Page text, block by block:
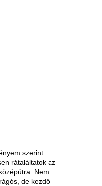
szerint
rátaláltatok az
Nem
de kezdő